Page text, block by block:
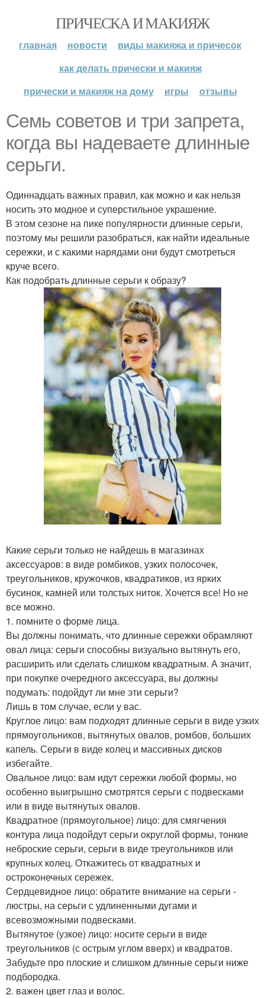
ПРИЧЕСКА И МАКИЯЖ
главная новости
виды макияжа и причесок
как делать прически и макияж
прически и макияж на дому
игры отзывы
Семь советов и три запрета,
когда вы надеваете длинные
серьги.
Одиннадцать важных правил, как можно и как нельзя
носить это модное и суперстильное украшение.
В этом сезоне на пике популярности длинные серьги,
поэтому мы решили разобраться, как найти идеальные
сережки, и с какими нарядами они будут смотреться
круче всего.
Как подобрать длинные серьги к образу?
Какие серьги только не найдешь в магазинах
аксессуаров: в виде ромбиков, узких полосочек,
треугольников, кружочков, квадратиков, из ярких
бусинок, камней или толстых ниток. Хочется все! Но не
все можно.
1. помните о форме лица.
Вы должны понимать, что длинные сережки обрамляют
овал лица: серьги способны визуально вытянуть его,
расширить или сделать слишком квадратным. А значит,
при покупке очередного аксессуара, вы должны
подумать: подойдут ли мне эти серьги?
Лишь в том случае, если у вас.
Круглое лицо: вам подходят длинные серьги в виде узких
прямоугольников, вытянутых овалов, ромбов, больших
капель. Серьги в виде колец и массивных дисков
избегайте.
Овальное лицо: вам идут сережки любой формы, но
особенно выигрышно смотрятся серьги с подвесками
или в виде вытянутых овалов.
Квадратное (прямоугольное) лицо: для смягчения
контура лица подойдут серьги округлой формы, тонкие
неброские серьги, серьги в виде треугольников или
крупных колец. Откажитесь от квадратных и
остроконечных сережек.
Сердцевидное лицо: обратите внимание на серьги -
люстры, на серьги с удлиненными дугами и
всевозможными подвесками.
Вытянутое (узкое) лицо: носите серьги в виде
треугольников (с острым углом вверх) и квадратов.
Забудьте про плоские и слишком длинные серьги ниже
подбородка.
2. важен цвет глаз и волос.